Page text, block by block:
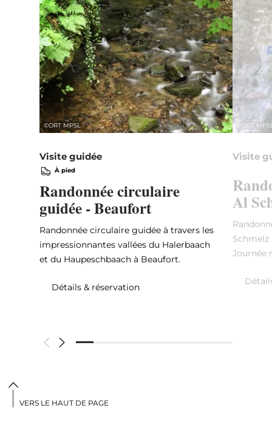
©ORT MPSL
Visite guidée
À pied
Randonnée circulaire
guidée - Beaufort
Randonnée circulaire guidée à travers les
impressionnantes vallées du Halerbaach
et du Haupeschbaach à Beaufort.
Détails & réservation
ORT
Visite
Al
Schmelz
Journée
VERS LE HAUT DE PAGE